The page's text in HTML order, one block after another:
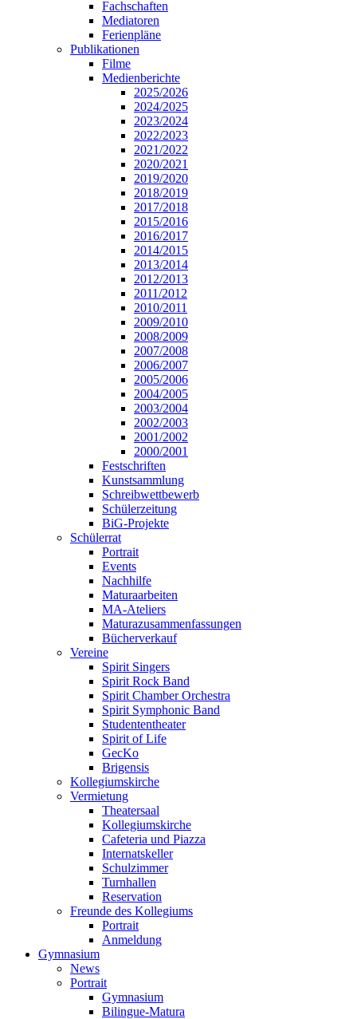
Fachschaften
Mediatoren
Ferienpläne
Publikationen
Filme
Medienberichte
2025/2026
2024/2025
2023/2024
2022/2023
2021/2022
2020/2021
2019/2020
2018/2019
2017/2018
2015/2016
2016/2017
2014/2015
2013/2014
2012/2013
2011/2012
2010/2011
2009/2010
2008/2009
2007/2008
2006/2007
2005/2006
2004/2005
2003/2004
2002/2003
2001/2002
2000/2001
Festschriften
Kunstsammlung
Schreibwettbewerb
Schülerzeitung
BiG-Projekte
Schülerrat
Portrait
Events
Nachhilfe
Maturaarbeiten
MA-Ateliers
Maturazusammenfassungen
Bücherverkauf
Vereine
Spirit Singers
Spirit Rock Band
Spirit Chamber Orchestra
Spirit Symphonic Band
Studententheater
Spirit of Life
GecKo
Brigensis
Kollegiumskirche
Vermietung
Theatersaal
Kollegiumskirche
Cafeteria und Piazza
Internatskeller
Schulzimmer
Turnhallen
Reservation
Freunde des Kollegiums
Portrait
Anmeldung
Gymnasium
News
Portrait
Gymnasium
Bilingue-Matura